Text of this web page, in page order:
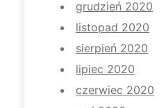
grudzień 2020
listopad 2020
sierpień 2020
lipiec 2020
czerwiec 2020